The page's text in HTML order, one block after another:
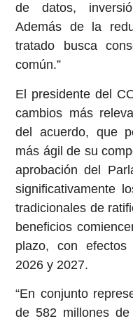
de datos,
Además de la
tratado busca
común.”
El presidente del
cambios más
del acuerdo, que
más ágil de su
aprobación del
significativamente
tradicionales de
beneficios
plazo, con
2026 y 2027.
“En conjunto
de 582 millones